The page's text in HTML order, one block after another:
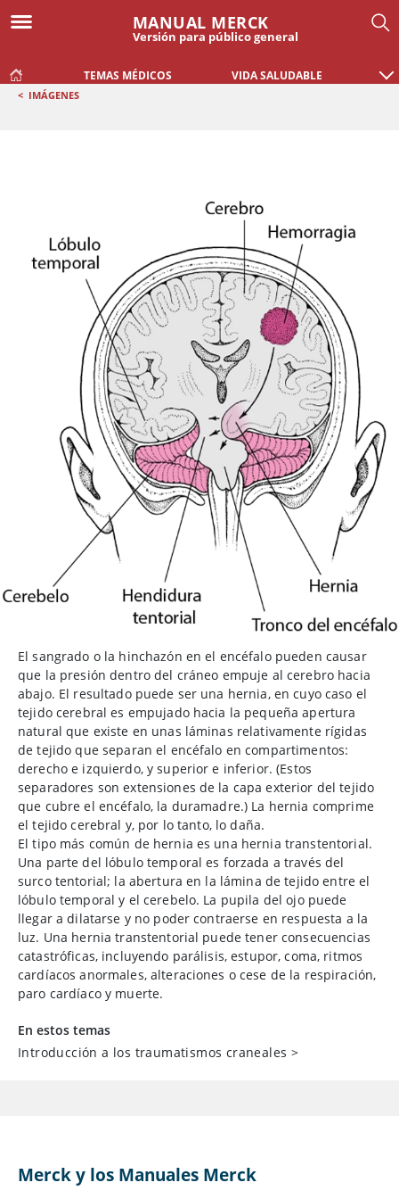
MANUAL MERCK
Versión para público general
TEMAS MÉDICOS VIDA SALUDABLE
< IMÁGENES
El sangrado o la hinchazón en el encéfalo pueden causar
que la presión dentro del cráneo empuje al cerebro hacia
abajo. El resultado puede ser una hernia, en cuyo caso el
tejido cerebral es empujado hacia la pequeña apertura
natural que existe en unas láminas relativamente rígidas
de tejido que separan el encéfalo en compartimentos:
derecho e izquierdo, y superior e inferior. (Estos
separadores son extensiones de la capa exterior del tejido
que cubre el encéfalo, la duramadre.) La hernia comprime
el tejido cerebral y, por lo tanto, lo daña.
El tipo más común de hernia es una hernia transtentorial.
Una parte del lóbulo temporal es forzada a través del
surco tentorial; la abertura en la lámina de tejido entre el
lóbulo temporal y el cerebelo. La pupila del ojo puede
llegar a dilatarse y no poder contraerse en respuesta a la
luz. Una hernia transtentorial puede tener consecuencias
catastróficas, incluyendo parálisis, estupor, coma, ritmos
cardíacos anormales, alteraciones o cese de la respiración,
paro cardíaco y muerte.
En estos temas
Introducción a los traumatismos craneales >
Merck y los Manuales Merck